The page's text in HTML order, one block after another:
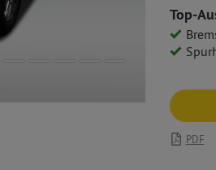
Top-
PDF